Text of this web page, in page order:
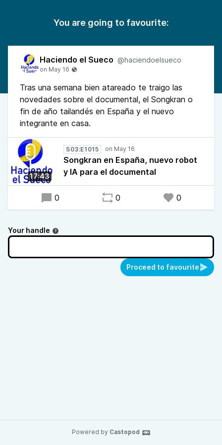
You are going to favourite:
Haciendo el Sueco @haciendoelsueco
Tras una semana bien atareado te traigo las
novedades sobre el documental, el Songkran o
fin de año tailandés en España y el nuevo
integrante en casa.
17:43
S03:E1015
Songkran en España, nuevo robot
y IA para el documental
0 0 0
Your handle
Proceed to favourite
Powered by Castopod